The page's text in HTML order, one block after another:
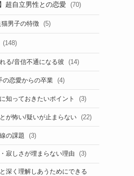
超自立男性との恋愛 (70)
猫男子の特徴 (5)
(148)
る/音信不通になる彼 (14)
の恋愛からの卒業 (4)
知っておきたいポイント (3)
が怖い/疑いが止まらない (22)
の課題 (3)
寂しさが埋まらない理由 (3)
深く理解しあうためにできる